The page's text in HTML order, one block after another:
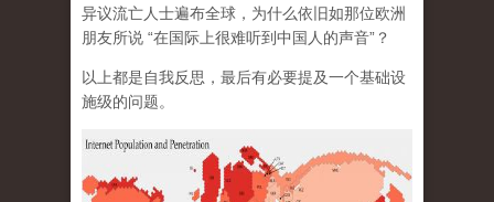
异议流亡人士遍布全球，为什么依旧如那位欧洲
朋友所说 “在国际上很难听到中国人的声音”？
以上都是自我反思，最后有必要提及一个基础设
施级的问题。